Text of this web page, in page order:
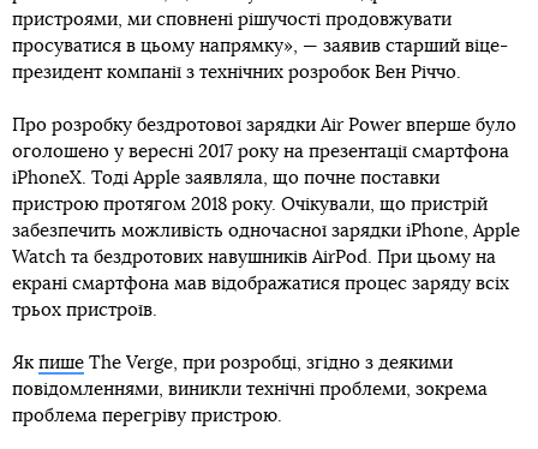
пристроями, ми сповнені рішучості продовжувати
просуватися в цьому напрямку», — заявив старший віце-
президент компанії з технічних розробок Вен Річчо.
Про розробку бездротової зарядки Air Power вперше було
оголошено у вересні 2017 року на презентації смартфона
iPhoneX. Тоді Apple заявляла, що почне поставки
пристрою протягом 2018 року. Очікували, що пристрій
забезпечить можливість одночасної зарядки iPhone, Apple
Watch та бездротових навушників AirPod. При цьому на
екрані смартфона мав відображатися процес заряду всіх
трьох пристроїв.
Як пише The Verge, при розробці, згідно з деякими
повідомленнями, виникли технічні проблеми, зокрема
проблема перегріву пристрою.